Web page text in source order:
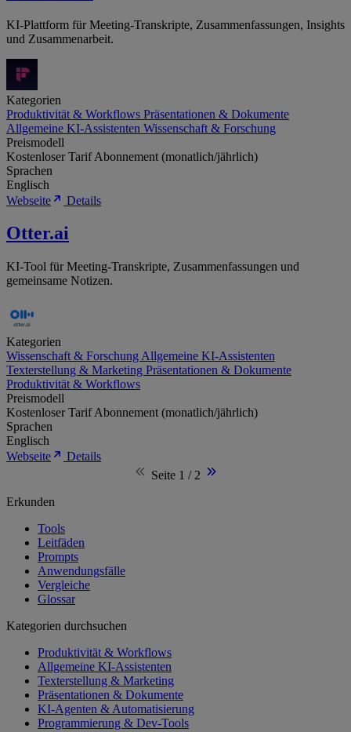
KI-Plattform für Meeting-Transkripte, Zusammenfassungen, Insights
und Zusammenarbeit.
Kategorien
Produktivität & Workflows Präsentationen & Dokumente
Allgemeine KI-Assistenten Wissenschaft & Forschung
Preismodell
Kostenloser Tarif Abonnement (monatlich/jährlich)
Sprachen
Englisch
Webseite
Details
Otter.ai
KI-Tool für Meeting-Transkripte, Zusammenfassungen und
gemeinsame Notizen.
Kategorien
Wissenschaft & Forschung Allgemeine KI-Assistenten
Texterstellung & Marketing Präsentationen & Dokumente
Produktivität & Workflows
Preismodell
Kostenloser Tarif Abonnement (monatlich/jährlich)
Sprachen
Englisch
Webseite
Details
Seite 1 / 2
Erkunden
Tools
Leitfäden
Prompts
Anwendungsfälle
Vergleiche
Glossar
Kategorien durchsuchen
Produktivität & Workflows
Allgemeine KI-Assistenten
Texterstellung & Marketing
Präsentationen & Dokumente
KI-Agenten & Automatisierung
Programmierung & Dev-Tools